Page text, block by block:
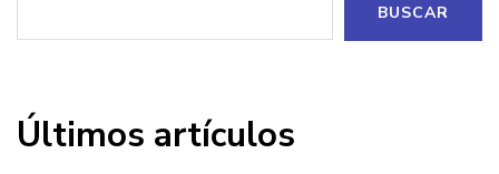
BUSCAR
Últimos artículos